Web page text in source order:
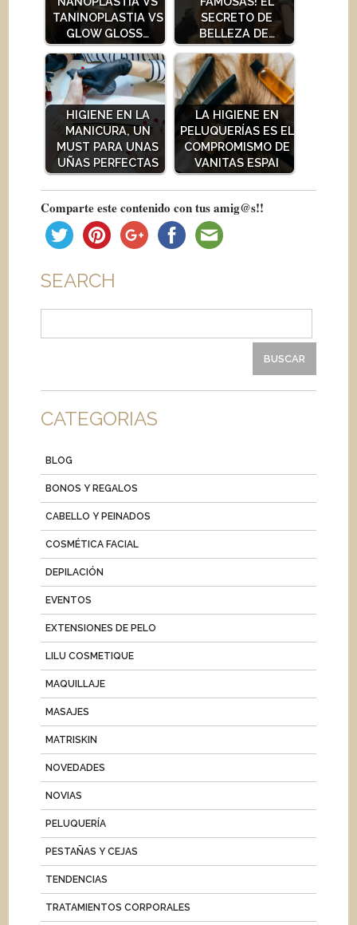
TANINOPLASTIA VS
GLOW GLOSS…
SECRETO DE
BELLEZA DE…
HIGIENE EN LA
MANICURA, UN
MUST PARA UNAS
UÑAS PERFECTAS
LA HIGIENE EN
PELUQUERÍAS ES EL
COMPROMISMO DE
VANITAS ESPAI
Comparte este contenido con tus amig@s!!
SEARCH
CATEGORIAS
BLOG
BONOS Y REGALOS
CABELLO Y PEINADOS
COSMÉTICA FACIAL
DEPILACIÓN
EVENTOS
EXTENSIONES DE PELO
LILU COSMETIQUE
MAQUILLAJE
MASAJES
MATRISKIN
NOVEDADES
NOVIAS
PELUQUERÍA
PESTAÑAS Y CEJAS
TENDENCIAS
TRATAMIENTOS CORPORALES